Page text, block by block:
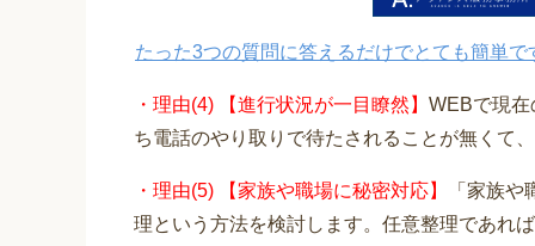
たった3つの質問に答えるだけでとても簡単
・理由(4) 【進行状況が一目瞭然】 WEBで現
ち電話のやり取りで待たされることが無くて
・理由(5) 【家族や職場に秘密対応】
「家族
理という方法を検討します。任意整理であれ